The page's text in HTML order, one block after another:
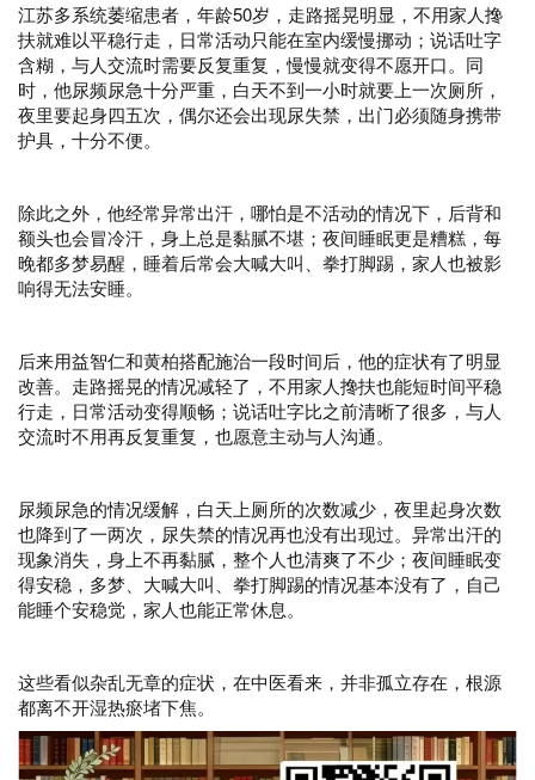
江苏多系统萎缩患者， 年龄50岁 ，走路摇晃明显，不用家人搀
扶就难以平稳行走，日常活动只能在室内缓慢挪动；说话吐字
含糊，与人交流时需要反复重复，慢慢就变得不愿开口。同
时，他尿频尿急十分严重，白天不到一小时就要上一次厕所，
夜里要起身四五次，偶尔还会出现尿失禁，出门必须随身携带
护具，十分不便。
除此之外，他经常异常出汗，哪怕是不活动的情况下，后背和
额头也会冒冷汗，身上总是黏腻不堪；夜间睡眠更是糟糕，每
晚都多梦易醒，睡着后常会大喊大叫、拳打脚踢，家人也被影
响得无法安睡。
后来用益智仁和黄柏搭配施治一段时间后，他的症状有了明显
改善。走路摇晃的情况减轻了，不用家人搀扶也能短时间平稳
行走，日常活动变得顺畅；说话吐字比之前清晰了很多，与人
交流时不用再反复重复，也愿意主动与人沟通。
尿频尿急的情况缓解，白天上厕所的次数减少，夜里起身次数
也降到了一两次，尿失禁的情况再也没有出现过。异常出汗的
现象消失，身上不再黏腻，整个人也清爽了不少；夜间睡眠变
得安稳，多梦、大喊大叫、拳打脚踢的情况基本没有了，自己
能睡个安稳觉，家人也能正常休息。
这些看似杂乱无章的症状，在中医看来，并非孤立存在，根源
都离不开湿热瘀堵下焦。